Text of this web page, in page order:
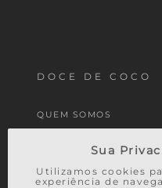
Sua
Utilizamos cookies
experiência de
DOCE DE COCO
QUEM SOMOS
MEUS PEDIDOS